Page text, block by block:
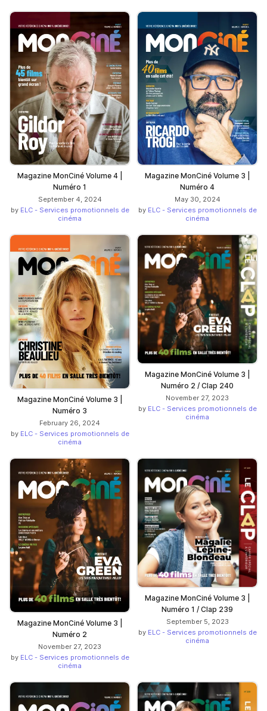
Magazine MonCiné Volume 4 |
Numéro 1
September 4, 2024
by ELC - Services promotionnels de
cinéma
Magazine MonCiné Volume 3 |
Numéro 4
May 30, 2024
by ELC - Services promotionnels de
cinéma
Magazine MonCiné Volume 3 |
Numéro 3
February 26, 2024
by ELC - Services promotionnels de
cinéma
Magazine MonCiné Volume 3 |
Numéro 2 / Clap 240
November 27, 2023
by ELC - Services promotionnels de
cinéma
Magazine MonCiné Volume 3 |
Numéro 2
November 27, 2023
by ELC - Services promotionnels de
cinéma
Magazine MonCiné Volume 3 |
Numéro 1 / Clap 239
September 5, 2023
by ELC - Services promotionnels de
cinéma